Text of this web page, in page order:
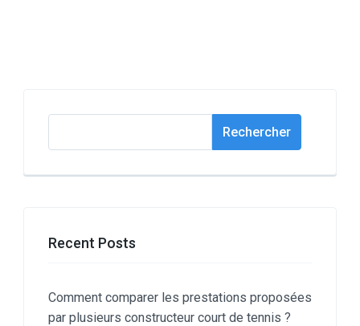
Rechercher
Recent Posts
Comment comparer les prestations proposées
par plusieurs constructeur court de tennis ?